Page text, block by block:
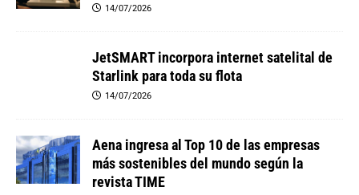
14/07/2026
JetSMART incorpora internet satelital de
Starlink para toda su flota
14/07/2026
Aena ingresa al Top 10 de las empresas
más sostenibles del mundo según la
revista TIME